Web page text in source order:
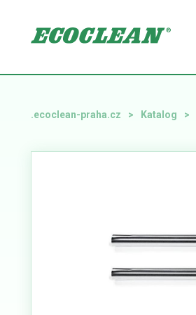
.ecoclean-praha.cz Katalog